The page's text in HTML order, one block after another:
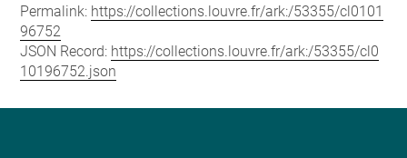
Permalink: https://collections.louvre.fr/ark:/53355/cl0101
96752
JSON Record: https://collections.louvre.fr/ark:/53355/cl0
10196752.json